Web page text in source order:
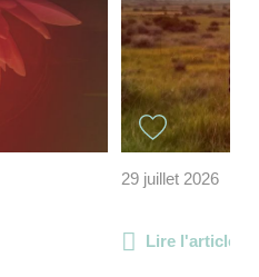
29 juillet 2026
Lire l'article